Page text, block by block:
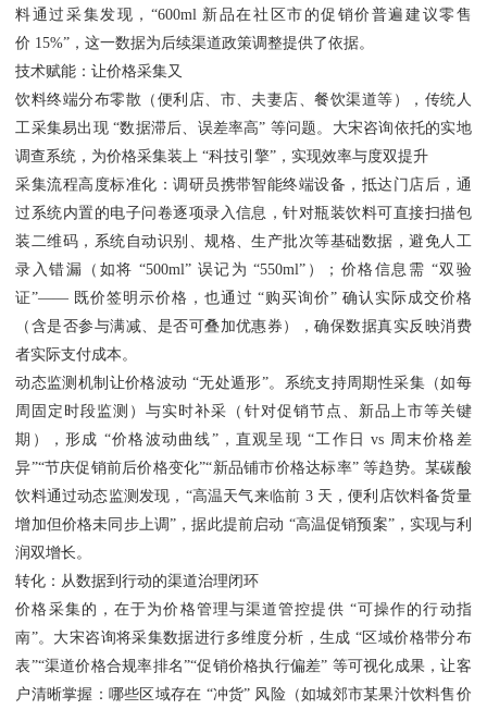
料通过采集发现，“600ml 新品在社区市的促销价普遍建议零售
价 15%”，这一数据为后续渠道政策调整提供了依据。
技术赋能：让价格采集又
饮料终端分布零散（便利店、市、夫妻店、餐饮渠道等），传统人
工采集易出现 “数据滞后、误差率高” 等问题。大宋咨询依托的实地
调查系统，为价格采集装上 “科技引擎”，实现效率与度双提升
采集流程高度标准化：调研员携带智能终端设备，抵达门店后，通
过系统内置的电子问卷逐项录入信息，针对瓶装饮料可直接扫描包
装二维码，系统自动识别、规格、生产批次等基础数据，避免人工
录入错漏（如将 “500ml” 误记为 “550ml”）；价格信息需 “双验
证”—— 既价签明示价格，也通过 “购买询价” 确认实际成交价格
（含是否参与满减、是否可叠加优惠券），确保数据真实反映消费
者实际支付成本。
动态监测机制让价格波动 “无处遁形”。系统支持周期性采集（如每
周固定时段监测）与实时补采（针对促销节点、新品上市等关键
期），形成 “价格波动曲线”，直观呈现 “工作日 vs 周末价格差
异”“节庆促销前后价格变化”“新品铺市价格达标率” 等趋势。某碳酸
饮料通过动态监测发现，“高温天气来临前 3 天，便利店饮料备货量
增加但价格未同步上调”，据此提前启动 “高温促销预案”，实现与利
润双增长。
转化：从数据到行动的渠道治理闭环
价格采集的，在于为价格管理与渠道管控提供 “可操作的行动指
南”。大宋咨询将采集数据进行多维度分析，生成 “区域价格带分布
表”“渠道价格合规率排名”“促销价格执行偏差” 等可视化成果，让客
户清晰掌握：哪些区域存在 “冲货” 风险（如城郊市某果汁饮料售价